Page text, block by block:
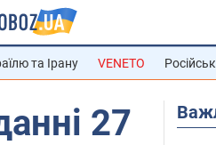
та Ірану VENETO
27